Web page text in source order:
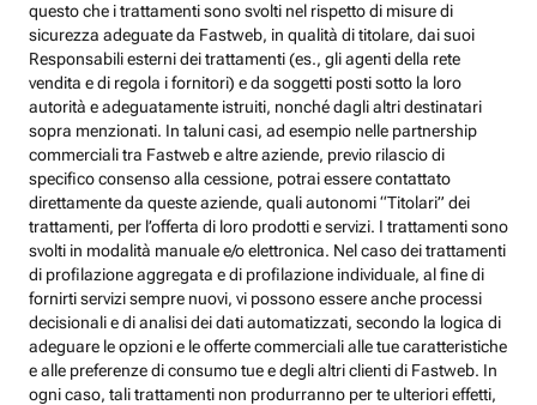
questo che i trattamenti sono svolti nel rispetto di misure di
sicurezza adeguate da Fastweb, in qualità di titolare, dai suoi
Responsabili esterni dei trattamenti (es., gli agenti della rete
vendita e di regola i fornitori) e da soggetti posti sotto la loro
autorità e adeguatamente istruiti, nonché dagli altri destinatari
sopra menzionati. In taluni casi, ad esempio nelle partnership
commerciali tra Fastweb e altre aziende, previo rilascio di
specifico consenso alla cessione, potrai essere contattato
direttamente da queste aziende, quali autonomi “Titolari” dei
trattamenti, per l’offerta di loro prodotti e servizi. I trattamenti sono
svolti in modalità manuale e/o elettronica. Nel caso dei trattamenti
di profilazione aggregata e di profilazione individuale, al fine di
fornirti servizi sempre nuovi, vi possono essere anche processi
decisionali e di analisi dei dati automatizzati, secondo la logica di
adeguare le opzioni e le offerte commerciali alle tue caratteristiche
e alle preferenze di consumo tue e degli altri clienti di Fastweb. In
ogni caso, tali trattamenti non produrranno per te ulteriori effetti,